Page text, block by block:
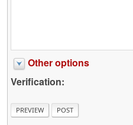
Other options
Verification: